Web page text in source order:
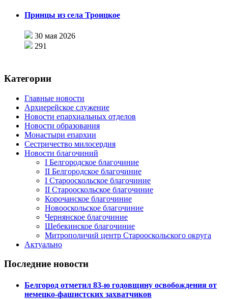
Принцы из села Троицкое
30 мая 2026
291
Категории
Главные новости
Архиерейское служение
Новости епархиальных отделов
Новости образования
Монастыри епархии
Сестричество милосердия
Новости благочиний
I Белгородское благочиние
II Белгородское благочиние
I Старооскольское благочиние
II Старооскольское благочиние
Корочанское благочиние
Новооскольское благочиние
Чернянское благочиние
Шебекинское благочиние
Митрополичий центр Старооскольского округа
Актуально
Последние новости
Белгород отметил 83-ю годовщину освобождения от
немецко-фашистских захватчиков